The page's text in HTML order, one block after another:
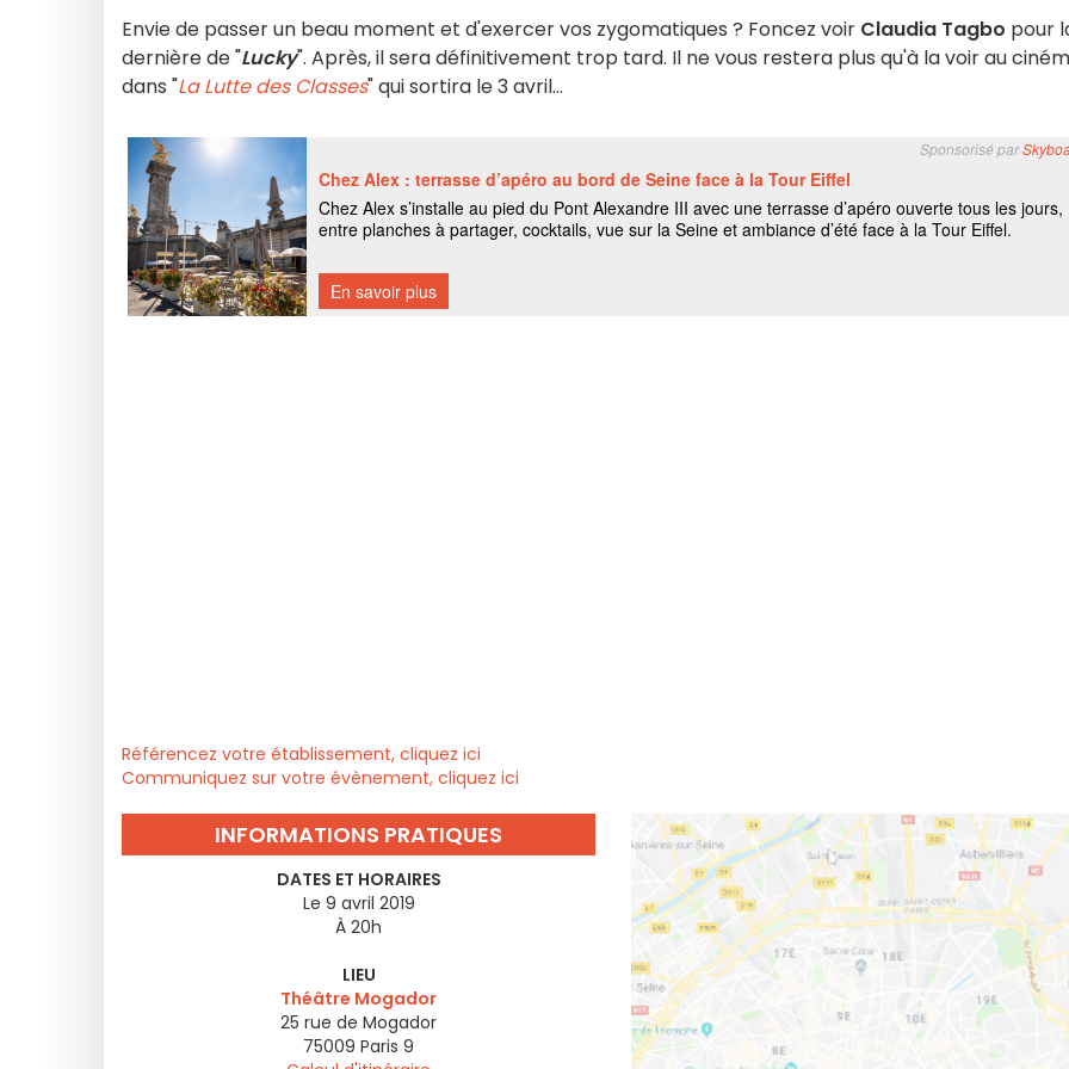
Envie de passer un beau moment et d'exercer vos zygomatiques ? Foncez voir Claudia Tagbo pour
dernière de "Lucky". Après, il sera définitivement trop tard. Il ne vous restera plus qu'à la voir au
dans "La Lutte des Classes" qui sortira le 3 avril...
Référencez votre établissement, cliquez ici
Communiquez sur votre évènement, cliquez ici
INFORMATIONS PRATIQUES
DATES ET HORAIRES
Le 9 avril 2019
À 20h
LIEU
Théâtre Mogador
25 rue de Mogador
75009 Paris 9